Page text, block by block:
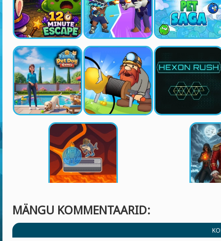
MÄNGU KOMMENTAARID: